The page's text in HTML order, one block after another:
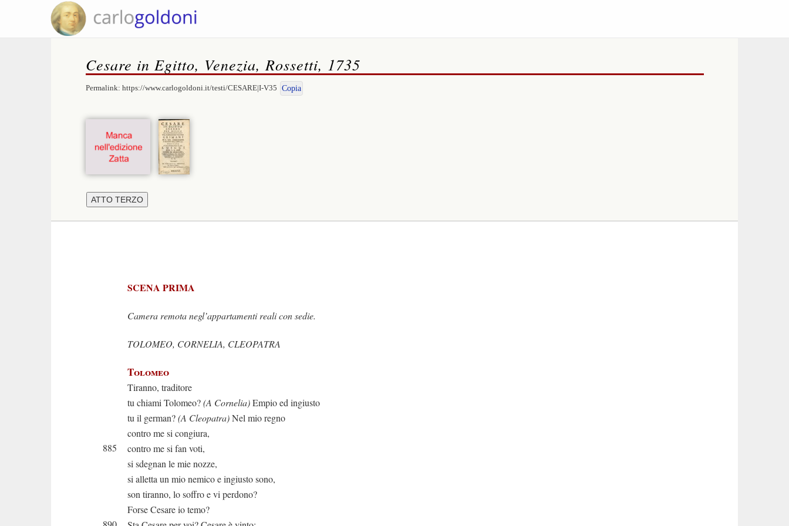
Cesare in Egitto, Venezia, Rossetti, 1735
Permalink: https://www.carlogoldoni.it/testi/CESARE|I-V35 Copia
SCENA PRIMA
Camera remota negl’appartamenti reali con sedie.
TOLOMEO, CORNELIA, CLEOPATRA
Tolomeo
Tiranno, traditore
tu chiami Tolomeo?(A Cornelia)Empio ed ingiusto
tu il german?(A Cleopatra)Nel mio regno
contro me si congiura,
885
contro me si fan voti,
si sdegnan le mie nozze,
si alletta un mio nemico e ingiusto sono,
son tiranno, lo soffro e vi perdono?
Forse Cesare io temo?